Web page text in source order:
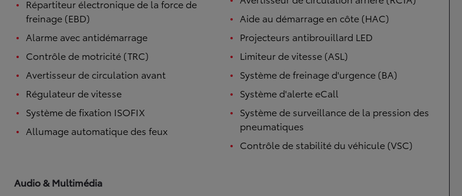
Répartiteur électronique de la force de
freinage (EBD)
Alarme avec antidémarrage
Contrôle de motricité (TRC)
Avertisseur de circulation avant
Régulateur de vitesse
Système de fixation ISOFIX
Allumage automatique des feux
Aide au démarrage en côte (HAC)
Projecteurs antibrouillard LED
Limiteur de vitesse (ASL)
Système de freinage d'urgence (BA)
Système d'alerte eCall
Système de surveillance de la pression des
pneumatiques
Contrôle de stabilité du véhicule (VSC)
Audio & Multimédia